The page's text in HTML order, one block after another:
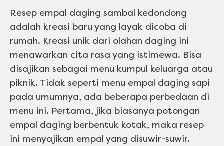
recipe
ini
Resep empal daging sambal kedondong
adalah kreasi baru yang layak dicoba di
rumah. Kreasi unik dari olahan daging ini
menawarkan cita rasa yang istimewa. Bisa
disajikan sebagai menu kumpul keluarga atau
piknik. Tidak seperti menu empal daging sapi
pada umumnya, ada beberapa perbedaan di
menu ini. Pertama, jika biasanya potongan
empal daging berbentuk kotak, maka resep
ini menyajikan empal yang disuwir-suwir.